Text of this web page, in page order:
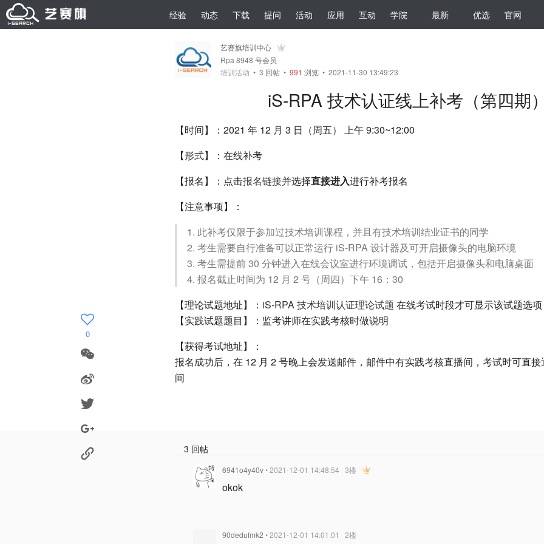
经验 动态 下载 提问 活动 应用 互动 学院 最新 优选 官网
艺赛旗培训中心
Rpa 8948 号会员
培训活动 • 3 回帖 • 991 浏览 • 2021-11-30 13:49:23
iS-RPA 技术认证线上补考（第四期
【时间】：2021 年 12 月 3 日（周五） 上午 9:30~12:00
【形式】：在线补考
【报名】：点击报名链接并选择直接进入进行补考报名
【注意事项】：
1. 此补考仅限于参加过技术培训课程，并且有技术培训结业证书的同学
2. 考生需要自行准备可以正常运行 iS-RPA 设计器及可开启摄像头的电脑环境
3. 考生需提前 30 分钟进入在线会议室进行环境调试，包括开启摄像头和电脑桌面
4. 报名截止时间为 12 月 2 号（周四）下午 16：30
【理论试题地址】： iS-RPA 技术培训认证理论试题 在线考试时段才可显示该试题选项
【实践试题题目】：监考讲师在实践考核时做说明
【获得考试地址】：
报名成功后，在 12 月 2 号晚上会发送邮件，邮件中有实践考核直播间，考试时可直
间
3 回帖
6941o4y40v• 2021-12-01 14:48:54 3楼
okok
90dedufmk2 • 2021-12-01 14:01:01 2楼
0